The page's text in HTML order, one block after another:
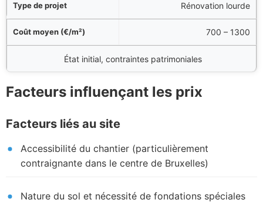
Rénovation lourde
700 – 1300
État initial, contraintes patrimoniales
Facteurs influençant les prix
Facteurs liés au site
Accessibilité du chantier (particulièrement
contraignante dans le centre de Bruxelles)
Nature du sol et nécessité de fondations spéciales